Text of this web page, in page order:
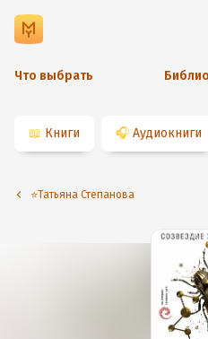
Что выбрать
📖 Книги 🎧 Аудиокниги
⭐️Татьяна Степанова